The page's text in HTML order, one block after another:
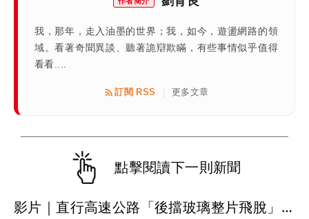
我，那年，走入油墨的世界；我，如今，遊盪網路的領
域。看著奇聞異談、聽著詭辯欺瞞，有些事情似乎值得
看看....
訂閱 RSS | 更多文章
點擊閱讀下一則新聞
影片｜直行高速公路「後擋玻璃整片飛脫」 後車慘遭比亞迪擊落